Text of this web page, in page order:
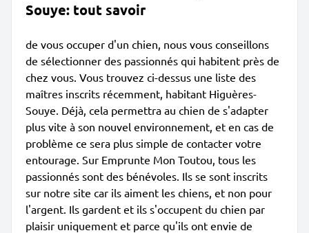
Souye: tout savoir
de vous occuper d'un chien, nous vous conseillons
de sélectionner des passionnés qui habitent près de
chez vous. Vous trouvez ci-dessus une liste des
maîtres inscrits récemment, habitant Higuères-
Souye. Déjà, cela permettra au chien de s'adapter
plus vite à son nouvel environnement, et en cas de
problème ce sera plus simple de contacter votre
entourage. Sur Emprunte Mon Toutou, tous les
passionnés sont des bénévoles. Ils se sont inscrits
sur notre site car ils aiment les chiens, et non pour
l'argent. Ils gardent et ils s'occupent du chien par
plaisir uniquement et parce qu'ils ont envie de